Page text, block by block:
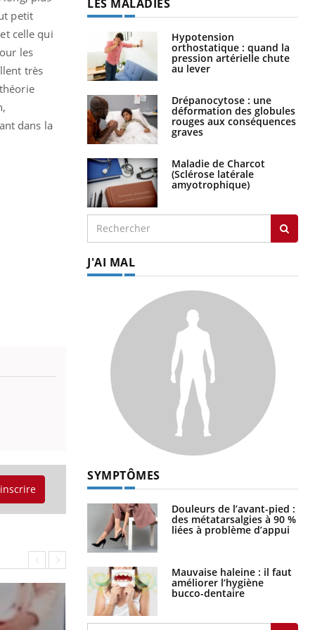
petit
celle qui
les
très
dans la
LES MALADIES
Hypotension
orthostatique : quand la
pression artérielle chute
au lever
Drépanocytose : une
déformation des globules
rouges aux conséquences
graves
Maladie de Charcot
(Sclérose latérale
amyotrophique)
J'AI MAL
SYMPTÔMES
Douleurs de l’avant-pied :
des métatarsalgies à 90 %
liées à problème d’appui
Mauvaise haleine : il faut
améliorer l’hygiène
bucco-dentaire